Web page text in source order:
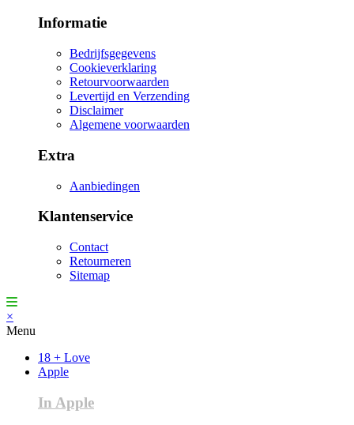
Informatie
Bedrijfsgegevens
Cookieverklaring
Retourvoorwaarden
Levertijd en Verzending
Disclaimer
Algemene voorwaarden
Extra
Aanbiedingen
Klantenservice
Contact
Retourneren
Sitemap
×
Menu
18 + Love
Apple
In Apple